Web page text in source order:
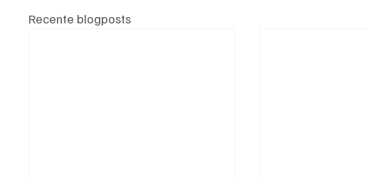
Recente blogposts